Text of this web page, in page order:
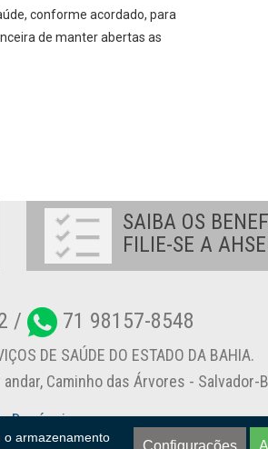
conforme acordado, para
de manter abertas as
o armazenamento
Configurações
SAIBA OS
FILIE-SE A
/ 71 98157-8548
DE SAÚDE DO ESTADO DA BAHIA.
Caminho das Árvores - Salvador-
Denúncia